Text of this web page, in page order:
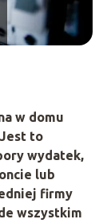
w domu
to
wydatek,
lub
firmy
wszystkim